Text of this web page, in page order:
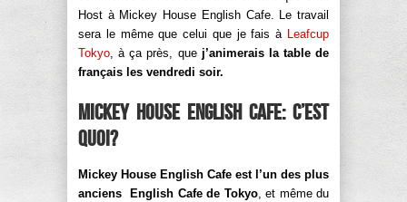
Host à Mickey House English Cafe. Le travail
sera le même que celui que je fais à Leafcup
Tokyo, à ça près, que j’animerais la table de
français les vendredi soir.
Mickey House English Cafe: c’est
quoi?
Mickey House English Cafe est l’un des plus
anciens English Cafe de Tokyo, et même du